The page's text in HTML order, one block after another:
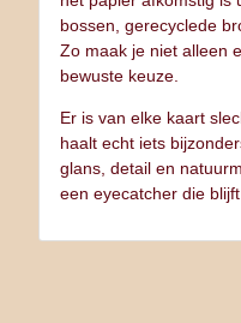
bossen, gerecyclede
Zo maak je niet alleen
bewuste keuze.
Er is van elke kaart
haalt echt iets
glans, detail en
een eyecatcher die